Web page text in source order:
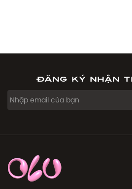
Đăng ký nhận